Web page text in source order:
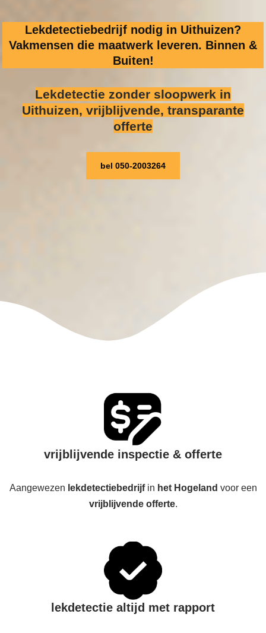
Lekdetectiebedrijf nodig in Uithuizen?
Vakmensen die maatwerk leveren. Binnen &
Buiten!
Lekdetectie zonder sloopwerk in
Uithuizen, vrijblijvende, transparante
offerte
bel 050-2003264
vrijblijvende inspectie & offerte
Aangewezen lekdetectiebedrijfin het Hogeland voor een
vrijblijvende offerte.
lekdetectie altijd met rapport